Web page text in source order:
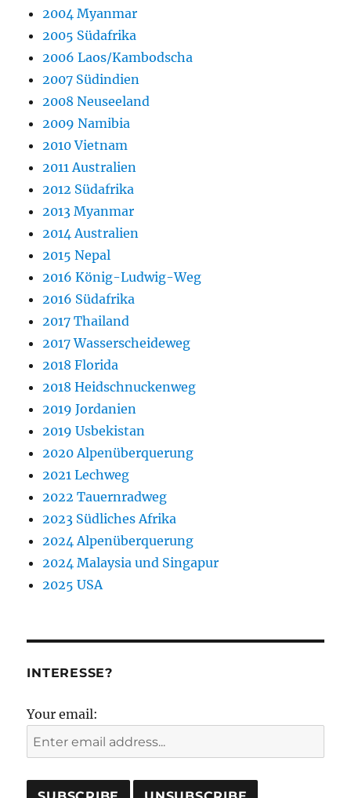
2004 Myanmar
2005 Südafrika
2006 Laos/Kambodscha
2007 Südindien
2008 Neuseeland
2009 Namibia
2010 Vietnam
2011 Australien
2012 Südafrika
2013 Myanmar
2014 Australien
2015 Nepal
2016 König-Ludwig-Weg
2016 Südafrika
2017 Thailand
2017 Wasserscheideweg
2018 Florida
2018 Heidschnuckenweg
2019 Jordanien
2019 Usbekistan
2020 Alpenüberquerung
2021 Lechweg
2022 Tauernradweg
2023 Südliches Afrika
2024 Alpenüberquerung
2024 Malaysia und Singapur
2025 USA
INTERESSE?
Your email: